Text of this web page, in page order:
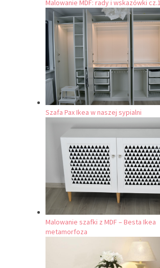
Malowanie MDF: rady i wskazówki cz.1
Szafa Pax Ikea w naszej sypialni
Malowanie szafki z MDF – Besta Ikea
metamorfoza